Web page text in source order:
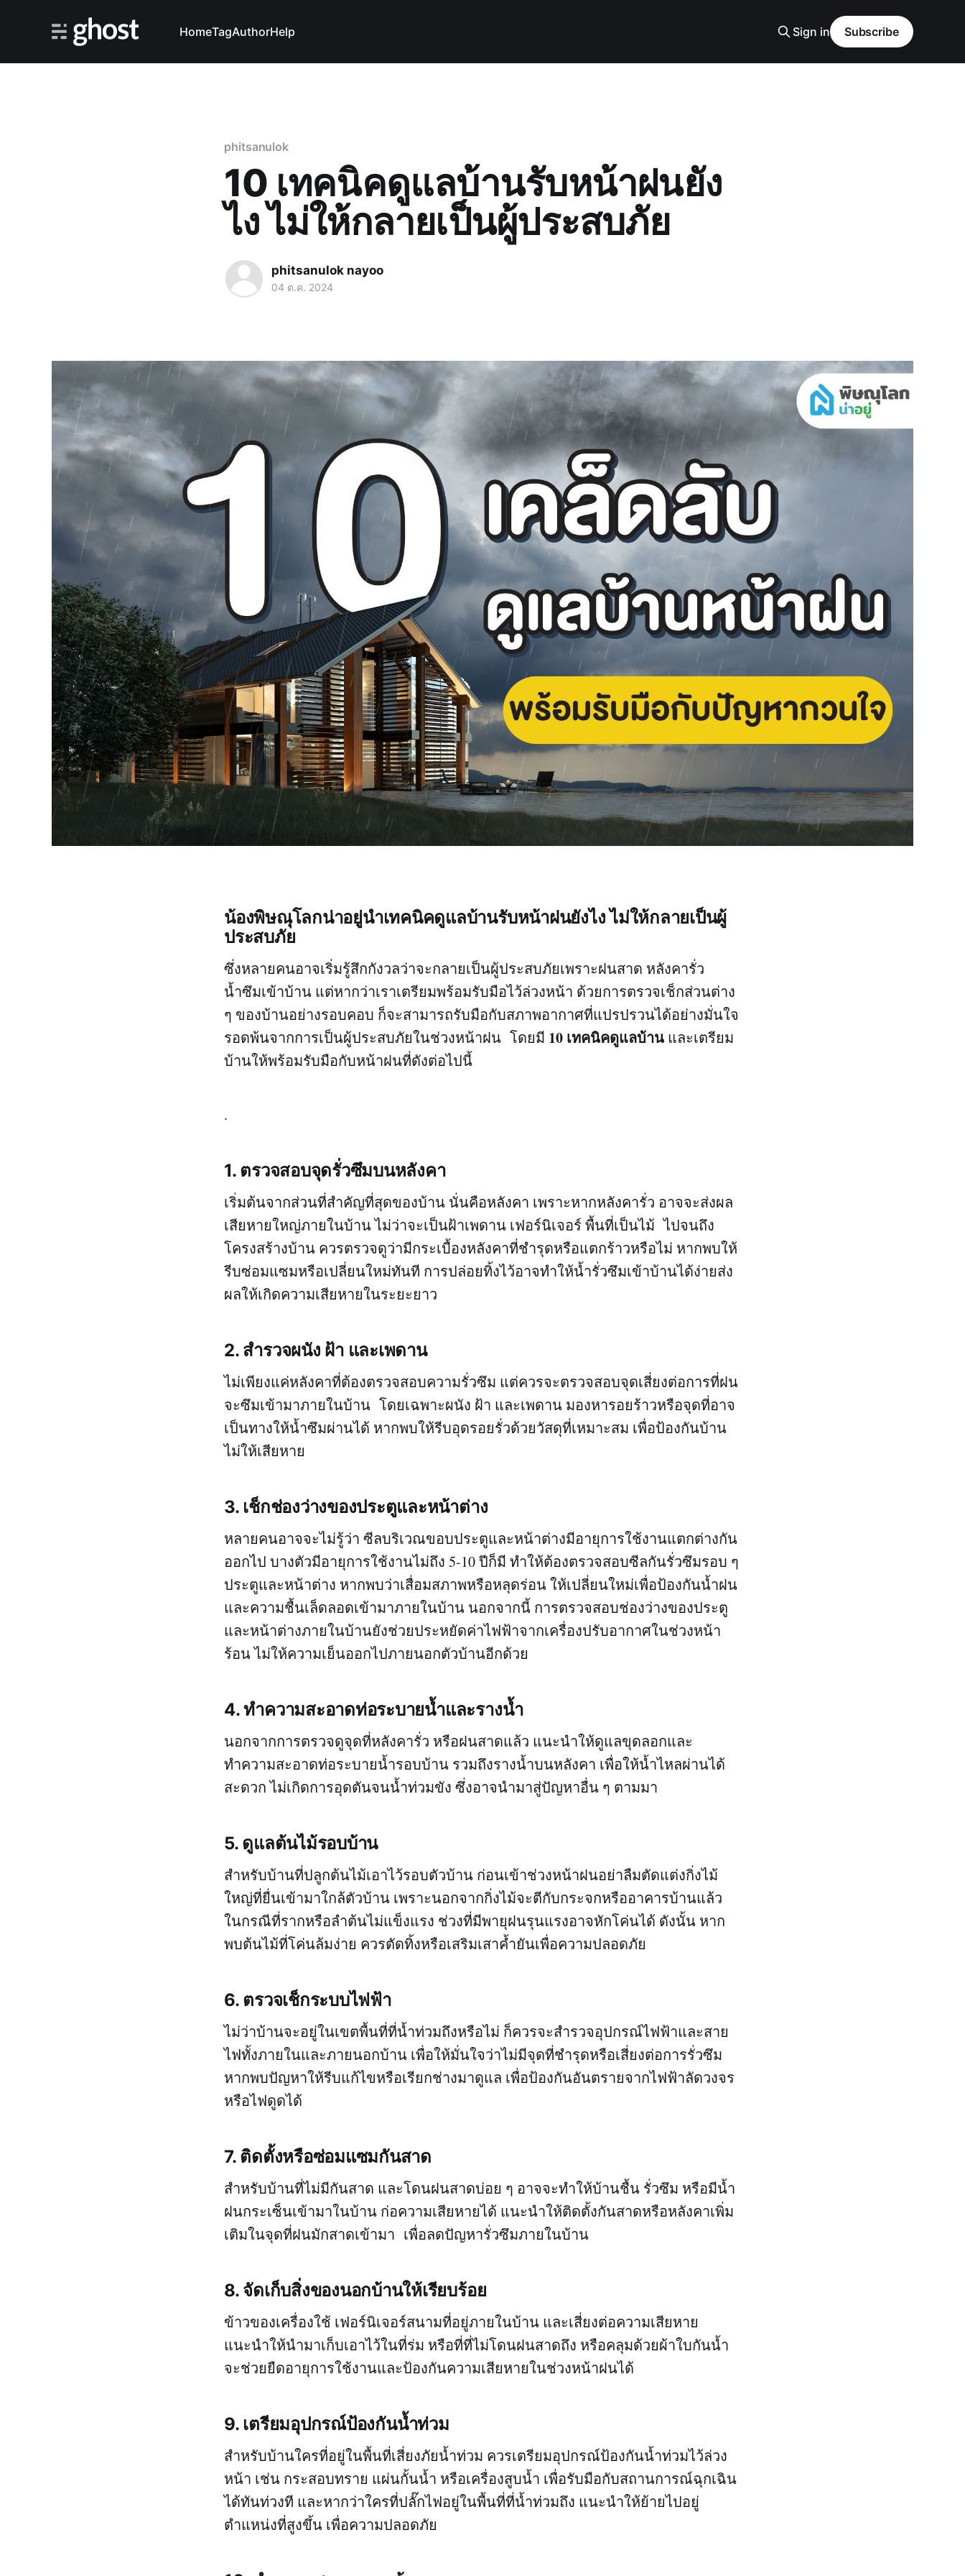
HomeTagAuthorHelp Sign in Subscribe
phitsanulok
10 เทคนิคดูแลบ้านรับหน้าฝนยัง
ไง ไม่ให้กลายเป็นผู้ประสบภัย
phitsanulok nayoo
04 ต.ค. 2024
น้องพิษณุโลกน่าอยู่นำเทคนิคดูแลบ้านรับหน้าฝนยังไง ไม่ให้กลายเป็นผู้
ประสบภัย
ซึ่งหลายคนอาจเริ่มรู้สึกกังวลว่าจะกลายเป็นผู้ประสบภัยเพราะฝนสาด หลังคารั่ว
น้ำซึมเข้าบ้าน แต่หากว่าเราเตรียมพร้อมรับมือไว้ล่วงหน้า ด้วยการตรวจเช็กส่วนต่าง
ๆ ของบ้านอย่างรอบคอบ ก็จะสามารถรับมือกับสภาพอากาศที่แปรปรวนได้อย่างมั่นใจ
รอดพ้นจากการเป็นผู้ประสบภัยในช่วงหน้าฝน โดยมี 10 เทคนิคดูแลบ้าน และเตรียม
บ้านให้พร้อมรับมือกับหน้าฝนที่ดังต่อไปนี้
.
1. ตรวจสอบจุดรั่วซึมบนหลังคา
เริ่มต้นจากส่วนที่สำคัญที่สุดของบ้าน นั่นคือหลังคา เพราะหากหลังคารั่ว อาจจะส่งผล
เสียหายใหญ่ภายในบ้าน ไม่ว่าจะเป็นฝ้าเพดาน เฟอร์นิเจอร์ พื้นที่เป็นไม้ ไปจนถึง
โครงสร้างบ้าน ควรตรวจดูว่ามีกระเบื้องหลังคาที่ชำรุดหรือแตกร้าวหรือไม่ หากพบให้
รีบซ่อมแซมหรือเปลี่ยนใหม่ทันที การปล่อยทิ้งไว้อาจทำให้น้ำรั่วซึมเข้าบ้านได้ง่ายส่ง
ผลให้เกิดความเสียหายในระยะยาว
2. สำรวจผนัง ฝ้า และเพดาน
ไม่เพียงแค่หลังคาที่ต้องตรวจสอบความรั่วซึม แต่ควรจะตรวจสอบจุดเสี่ยงต่อการที่ฝน
จะซึมเข้ามาภายในบ้าน โดยเฉพาะผนัง ฝ้า และเพดาน มองหารอยร้าวหรือจุดที่อาจ
เป็นทางให้น้ำซึมผ่านได้ หากพบให้รีบอุดรอยรั่วด้วยวัสดุที่เหมาะสม เพื่อป้องกันบ้าน
ไม่ให้เสียหาย
3. เช็กช่องว่างของประตูและหน้าต่าง
หลายคนอาจจะไม่รู้ว่า ซีลบริเวณขอบประตูและหน้าต่างมีอายุการใช้งานแตกต่างกัน
ออกไป บางตัวมีอายุการใช้งานไม่ถึง 5-10 ปีก็มี ทำให้ต้องตรวจสอบซีลกันรั่วซึมรอบ ๆ
ประตูและหน้าต่าง หากพบว่าเสื่อมสภาพหรือหลุดร่อน ให้เปลี่ยนใหม่เพื่อป้องกันน้ำฝน
และความชื้นเล็ดลอดเข้ามาภายในบ้าน นอกจากนี้ การตรวจสอบช่องว่างของประตู
และหน้าต่างภายในบ้านยังช่วยประหยัดค่าไฟฟ้าจากเครื่องปรับอากาศในช่วงหน้า
ร้อน ไม่ให้ความเย็นออกไปภายนอกตัวบ้านอีกด้วย
4. ทำความสะอาดท่อระบายน้ำและรางน้ำ
นอกจากการตรวจดูจุดที่หลังคารั่ว หรือฝนสาดแล้ว แนะนำให้ดูแลขุดลอกและ
ทำความสะอาดท่อระบายน้ำรอบบ้าน รวมถึงรางน้ำบนหลังคา เพื่อให้น้ำไหลผ่านได้
สะดวก ไม่เกิดการอุดตันจนน้ำท่วมขัง ซึ่งอาจนำมาสู่ปัญหาอื่น ๆ ตามมา
5. ดูแลต้นไม้รอบบ้าน
สำหรับบ้านที่ปลูกต้นไม้เอาไว้รอบตัวบ้าน ก่อนเข้าช่วงหน้าฝนอย่าลืมตัดแต่งกิ่งไม้
ใหญ่ที่ยื่นเข้ามาใกล้ตัวบ้าน เพราะนอกจากกิ่งไม้จะตีกับกระจกหรืออาคารบ้านแล้ว
ในกรณีที่รากหรือลำต้นไม่แข็งแรง ช่วงที่มีพายุฝนรุนแรงอาจหักโค่นได้ ดังนั้น หาก
พบต้นไม้ที่โค่นล้มง่าย ควรตัดทิ้งหรือเสริมเสาค้ำยันเพื่อความปลอดภัย
6. ตรวจเช็กระบบไฟฟ้า
ไม่ว่าบ้านจะอยู่ในเขตพื้นที่ที่น้ำท่วมถึงหรือไม่ ก็ควรจะสำรวจอุปกรณ์ไฟฟ้าและสาย
ไฟทั้งภายในและภายนอกบ้าน เพื่อให้มั่นใจว่าไม่มีจุดที่ชำรุดหรือเสี่ยงต่อการรั่วซึม
หากพบปัญหาให้รีบแก้ไขหรือเรียกช่างมาดูแล เพื่อป้องกันอันตรายจากไฟฟ้าลัดวงจร
หรือไฟดูดได้
7. ติดตั้งหรือซ่อมแซมกันสาด
สำหรับบ้านที่ไม่มีกันสาด และโดนฝนสาดบ่อย ๆ อาจจะทำให้บ้านชื้น รั่วซึม หรือมีน้ำ
ฝนกระเซ็นเข้ามาในบ้าน ก่อความเสียหายได้ แนะนำให้ติดตั้งกันสาดหรือหลังคาเพิ่ม
เติมในจุดที่ฝนมักสาดเข้ามา เพื่อลดปัญหารั่วซึมภายในบ้าน
8. จัดเก็บสิ่งของนอกบ้านให้เรียบร้อย
ข้าวของเครื่องใช้ เฟอร์นิเจอร์สนามที่อยู่ภายในบ้าน และเสี่ยงต่อความเสียหาย
แนะนำให้นำมาเก็บเอาไว้ในที่ร่ม หรือที่ที่ไม่โดนฝนสาดถึง หรือคลุมด้วยผ้าใบกันน้ำ
จะช่วยยืดอายุการใช้งานและป้องกันความเสียหายในช่วงหน้าฝนได้
9. เตรียมอุปกรณ์ป้องกันน้ำท่วม
สำหรับบ้านใครที่อยู่ในพื้นที่เสี่ยงภัยน้ำท่วม ควรเตรียมอุปกรณ์ป้องกันน้ำท่วมไว้ล่วง
หน้า เช่น กระสอบทราย แผ่นกั้นน้ำ หรือเครื่องสูบน้ำ เพื่อรับมือกับสถานการณ์ฉุกเฉิน
ได้ทันท่วงที และหากว่าใครที่ปลั๊กไฟอยู่ในพื้นที่ที่น้ำท่วมถึง แนะนำให้ย้ายไปอยู่
ตำแหน่งที่สูงขึ้น เพื่อความปลอดภัย